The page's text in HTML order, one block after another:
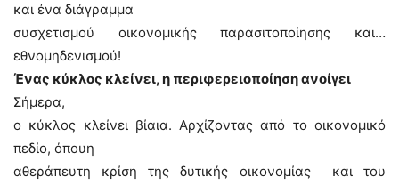
και ένα διάγραμμα
συσχετισμού οικονομικής παρασιτοποίησης και…
εθνομηδενισμού!
Ένας κύκλος κλείνει, η περιφερειοποίηση ανοίγει
Σήμερα,
ο κύκλος κλείνει βίαια. Αρχίζοντας από το οικονομικό
πεδίο, όπουη
αθεράπευτη κρίση της δυτικής οικονομίας και του